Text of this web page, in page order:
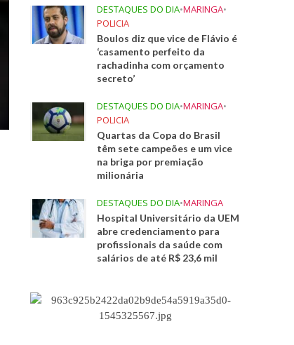
DESTAQUES DO DIA•MARINGA•
POLICIA
Boulos diz que vice de Flávio é
‘casamento perfeito da
rachadinha com orçamento
secreto’
DESTAQUES DO DIA•MARINGA•
POLICIA
Quartas da Copa do Brasil
têm sete campeões e um vice
na briga por premiação
milionária
DESTAQUES DO DIA•MARINGA
Hospital Universitário da UEM
abre credenciamento para
profissionais da saúde com
salários de até R$ 23,6 mil